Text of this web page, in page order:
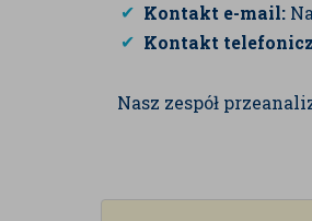
Kontakt e-mail:
Kontakt
Nasz zespół